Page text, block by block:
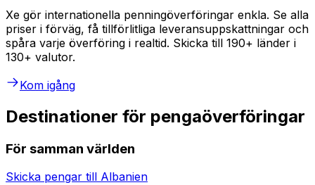
Xe gör internationella penningöverföringar enkla. Se alla
priser i förväg, få tillförlitliga leveransuppskattningar och
spåra varje överföring i realtid. Skicka till 190+ länder i
130+ valutor.
Kom igång
Destinationer för pengaöverföringar
För samman världen
Skicka pengar till Albanien